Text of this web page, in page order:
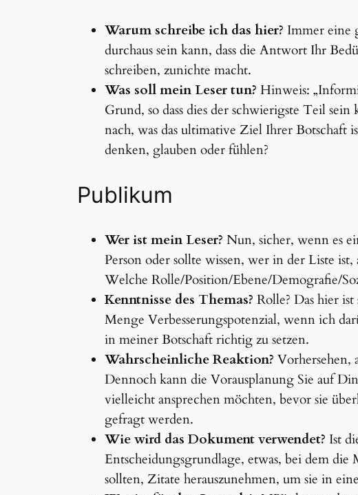
Warum schreibe ich das hier? Immer eine
durchaus sein kann, dass die Antwort Ihr
schreiben, zunichte macht.
Was soll mein Leser tun? Hinweis:
Grund, so dass dies der schwierigste Teil
nach, was das ultimative Ziel Ihrer Botschaft
denken, glauben oder fühlen?
Publikum
Wer ist mein Leser? Nun, sicher, wenn es
Person oder sollte wissen, wer in der Liste
Welche Rolle/Position/Ebene/Demografie/
Kenntnisse des Themas? Rolle? Das hier
Menge Verbesserungspotenzial, wenn ich
in meiner Botschaft richtig zu setzen.
Wahrscheinliche Reaktion? Vorhersehen,
Dennoch kann die Vorausplanung Sie auf
vielleicht ansprechen möchten, bevor sie
gefragt werden.
Wie wird das Dokument verwendet? Ist
Entscheidungsgrundlage, etwas, bei dem die
sollten, Zitate herauszunehmen, um sie in